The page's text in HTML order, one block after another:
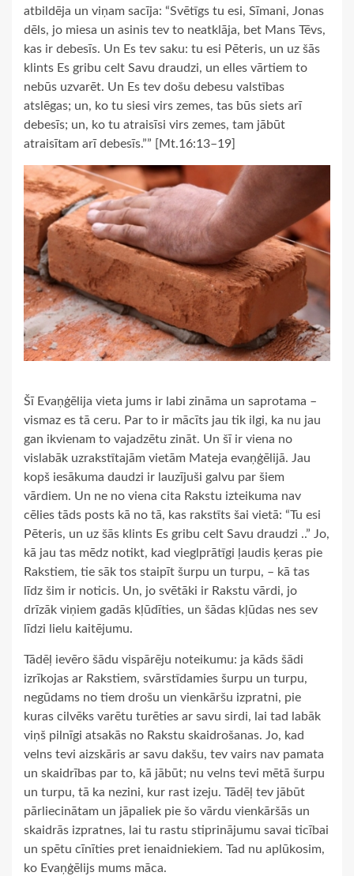
atbildēja un viņam sacīja: “Svētīgs tu esi, Sīmani, Jonas
dēls, jo miesa un asinis tev to neatklāja, bet Mans Tēvs,
kas ir debesīs. Un Es tev saku: tu esi Pēteris, un uz šās
klints Es gribu celt Savu draudzi, un elles vārtiem to
nebūs uzvarēt. Un Es tev došu debesu valstības
atslēgas; un, ko tu siesi virs zemes, tas būs siets arī
debesīs; un, ko tu atraisīsi virs zemes, tam jābūt
atraisītam arī debesīs.”” [Mt.16:13–19]
Šī Evaņģēlija vieta jums ir labi zināma un saprotama –
vismaz es tā ceru. Par to ir mācīts jau tik ilgi, ka nu jau
gan ikvienam to vajadzētu zināt. Un šī ir viena no
vislabāk uzrakstītajām vietām Mateja evaņģēlijā. Jau
kopš iesākuma daudzi ir lauzījuši galvu par šiem
vārdiem. Un ne no viena cita Rakstu izteikuma nav
cēlies tāds posts kā no tā, kas rakstīts šai vietā: “Tu esi
Pēteris, un uz šās klints Es gribu celt Savu draudzi ..” Jo,
kā jau tas mēdz notikt, kad vieglprātīgi ļaudis ķeras pie
Rakstiem, tie sāk tos staipīt šurpu un turpu, – kā tas
līdz šim ir noticis. Un, jo svētāki ir Rakstu vārdi, jo
drīzāk viņiem gadās kļūdīties, un šādas kļūdas nes sev
līdzi lielu kaitējumu.
Tādēļ ievēro šādu vispārēju noteikumu: ja kāds šādi
izrīkojas ar Rakstiem, svārstīdamies šurpu un turpu,
negūdams no tiem drošu un vienkāršu izpratni, pie
kuras cilvēks varētu turēties ar savu sirdi, lai tad labāk
viņš pilnīgi atsakās no Rakstu skaidrošanas. Jo, kad
velns tevi aizskāris ar savu dakšu, tev vairs nav pamata
un skaidrības par to, kā jābūt; nu velns tevi mētā šurpu
un turpu, tā ka nezini, kur rast izeju. Tādēļ tev jābūt
pārliecinātam un jāpaliek pie šo vārdu vienkāršās un
skaidrās izpratnes, lai tu rastu stiprinājumu savai ticībai
un spētu cīnīties pret ienaidniekiem. Tad nu aplūkosim,
ko Evaņģēlijs mums māca.